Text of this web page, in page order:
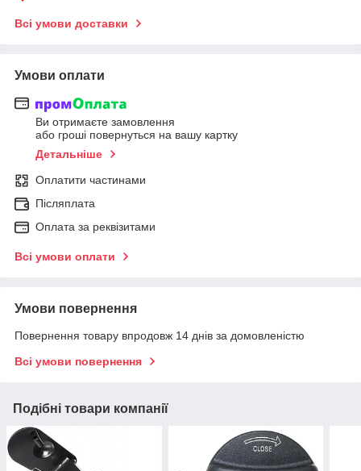
Всі умови доставки
Умови оплати
Ви отримаєте замовлення
або гроші повернуться на вашу картку
Детальніше
Оплатити частинами
Післяплата
Оплата за реквізитами
Всі умови оплати
Умови повернення
Повернення товару впродовж 14 днів за домовленістю
Всі умови повернення
Подібні товари компанії